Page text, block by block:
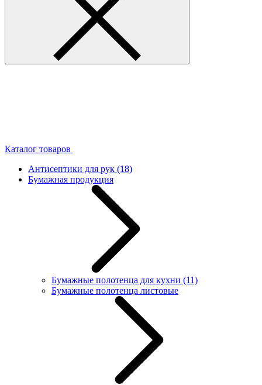
Каталог товаров
Антисептики для рук (18)
Бумажная продукция
Бумажные полотенца для кухни (11)
Бумажные полотенца листовые